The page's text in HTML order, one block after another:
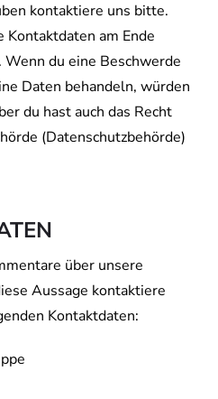
kontaktiere uns bitte.
Kontaktdaten am Ende
du eine Beschwerde
Daten behandeln, würden
du hast auch das Recht
(Datenschutzbehörde)
über unsere
Aussage kontaktiere
Kontaktdaten: